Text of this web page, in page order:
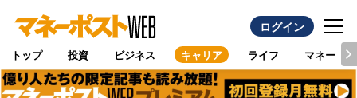
ログイン
トップ 投資 ビジネス キャリア ライフ マネー